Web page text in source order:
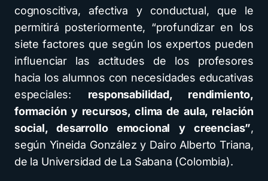
cognoscitiva, afectiva y conductual, que le
permitirá posteriormente, “profundizar en los
siete factores que según los expertos pueden
influenciar las actitudes de los profesores
hacia los alumnos con necesidades educativas
especiales: responsabilidad, rendimiento,
formación y recursos, clima de aula, relación
social, desarrollo emocional y creencias”,
según Yineida González y Dairo Alberto Triana,
de la Universidad de La Sabana (Colombia).